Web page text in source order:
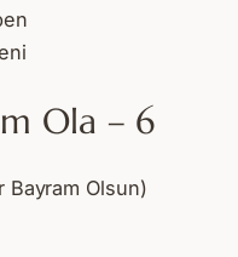
Ola – 6
Bayram Olsun)